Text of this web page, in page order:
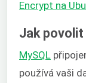
Encrypt na
Jak povolit
MySQL
používá vaši